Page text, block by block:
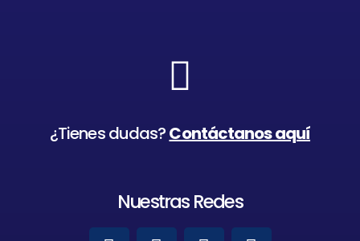
¿Tienes dudas?Contáctanos aquí
Nuestras Redes